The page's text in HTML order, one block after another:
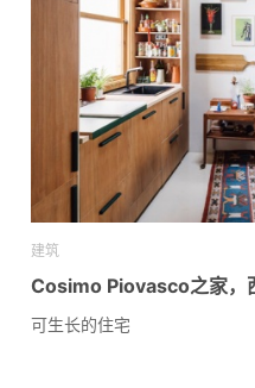
建筑
Cosimo Piovasco之家
可生长的住宅